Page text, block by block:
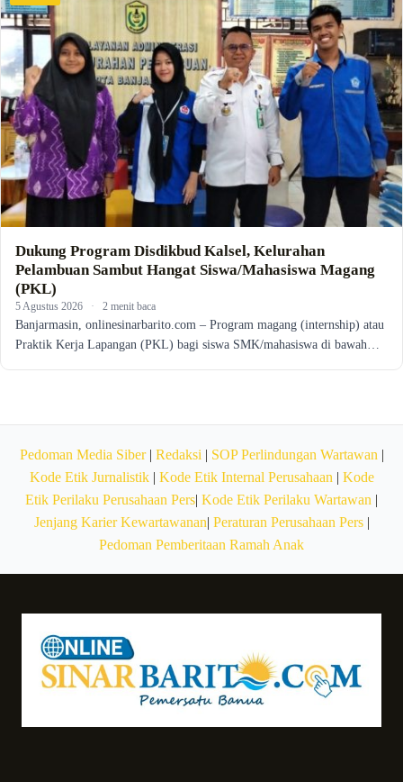
Dukung Program Disdikbud Kalsel, Kelurahan
Pelambuan Sambut Hangat Siswa/Mahasiswa Magang
(PKL)
5 Agustus 2026 · 2 menit baca
Banjarmasin, onlinesinarbarito.com – Program magang (internship) atau
Praktik Kerja Lapangan (PKL) bagi siswa SMK/mahasiswa di bawah…
Pedoman Media Siber| Redaksi | SOP Perlindungan Wartawan |
Kode Etik Jurnalistik| Kode Etik Internal Perusahaan | Kode
Etik Perilaku Perusahaan Pers| Kode Etik Perilaku Wartawan |
Jenjang Karier Kewartawanan| Peraturan Perusahaan Pers|
Pedoman Pemberitaan Ramah Anak